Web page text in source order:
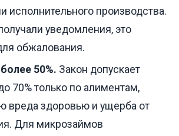
исполнительного производства.
уведомления, это
обжалования.
50%. Закон допускает
70% только по алиментам,
вреда здоровью и ущерба от
Для микрозаймов